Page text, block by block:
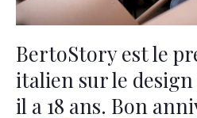
BertoStory est le
italien sur le
il a 18 ans. Bon
aujourd’hui
il
18
ans.
Bon
anniversaire!